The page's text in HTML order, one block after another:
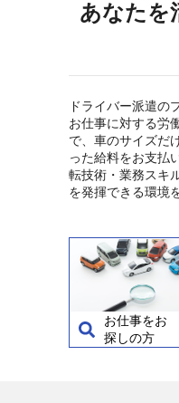
あなたを
ドライバー派遣の
お仕事に対する労
で、車のサイズだ
った給料をお支払
転技術・業務スキ
を発揮できる環境
お仕事をお
探しの方